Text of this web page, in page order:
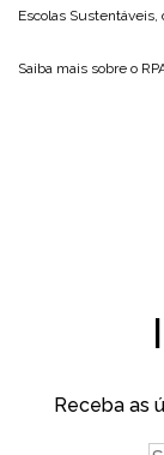
Escolas Sustentáveis,
Saiba mais sobre o
Receba as